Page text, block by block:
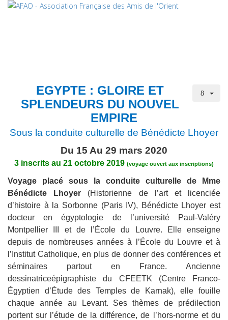
EGYPTE : GLOIRE ET
SPLENDEURS DU NOUVEL
EMPIRE
Sous la conduite culturelle de Bénédicte Lhoyer
Du 15 Au 29 mars 2020
3 inscrits au 21 octobre 2019 (voyage ouvert aux inscriptions)
Voyage placé sous la conduite culturelle de Mme
Bénédicte Lhoyer (Historienne de l’art et licenciée
d’histoire à la Sorbonne (Paris IV), Bénédicte Lhoyer est
docteur en égyptologie de l’université Paul-Valéry
Montpellier III et de l’École du Louvre. Elle enseigne
depuis de nombreuses années à l’École du Louvre et à
l’Institut Catholique, en plus de donner des conférences et
séminaires partout en France. Ancienne
dessinatriceépigraphiste du CFEETK (Centre Franco-
Égyptien d’Étude des Temples de Karnak), elle fouille
chaque année au Levant. Ses thèmes de prédilection
portent sur l’étude de la différence, de l’hors-norme et du